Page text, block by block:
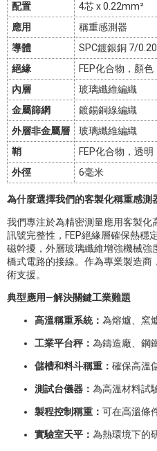
配置
4芯 x 0.22mm²
應用
稱重感測器
導體
SPC鍍銀銅 7/0.20
絕緣
FEP化合物，顏
內層
玻璃纖維編織
金屬篩網
鍍錫銅線編織
外層非金屬層
玻璃纖維編織
鞘
FEP化合物，透明
外徑
6毫米
為什麼選擇我們的客製化稱重感測
我們專注於為精密測量應用客製化
訊號完整性，FEP絕緣層確保熱穩
磁幹擾，外層玻璃纖維增強機械強
橋式電路的接線。作為專業製造
術支援。
典型應用—解決關鍵工業難題
高溫稱重系統： 為熔爐、窯
工業平台秤： 為鑄造廠、鋼
儲槽和料斗稱重： 確保高溫
測試台儀器： 為高溫材料試
製程控制稱重： 可在高溫條
實驗室天平： 為熱環境下的